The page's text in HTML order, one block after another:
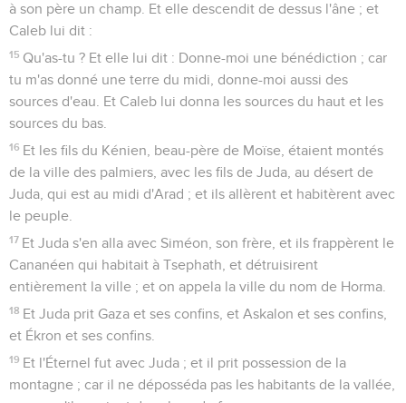
à son père un champ. Et elle descendit de dessus l'âne ; et
Caleb lui dit :
15 Qu'as-tu ? Et elle lui dit : Donne-moi une bénédiction ; car
tu m'as donné une terre du midi, donne-moi aussi des
sources d'eau. Et Caleb lui donna les sources du haut et les
sources du bas.
16 Et les fils du Kénien, beau-père de Moïse, étaient montés
de la ville des palmiers, avec les fils de Juda, au désert de
Juda, qui est au midi d'Arad ; et ils allèrent et habitèrent avec
le peuple.
17 Et Juda s'en alla avec Siméon, son frère, et ils frappèrent le
Cananéen qui habitait à Tsephath, et détruisirent
entièrement la ville ; et on appela la ville du nom de Horma.
18 Et Juda prit Gaza et ses confins, et Askalon et ses confins,
et Ékron et ses confins.
19 Et l'Éternel fut avec Juda ; et il prit possession de la
montagne ; car il ne déposséda pas les habitants de la vallée,